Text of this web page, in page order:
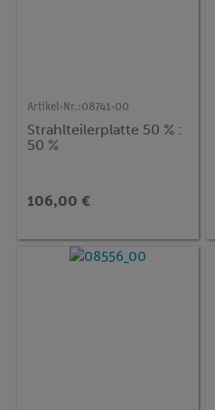
Artikel-Nr.:08741-00
Strahlteilerplatte 50 % :
50 %
106,00 €